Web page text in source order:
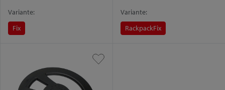
Variante:
Fix
Variante:
RackpackFix